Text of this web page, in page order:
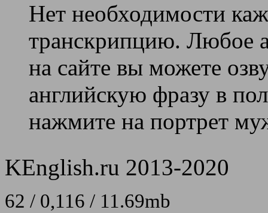
Нет необходимости
транскрипцию. Любое
на сайте вы можете
английскую фразу в
нажмите на портрет
KEnglish.ru 2013-2020
62 / 0,116 / 11.69mb